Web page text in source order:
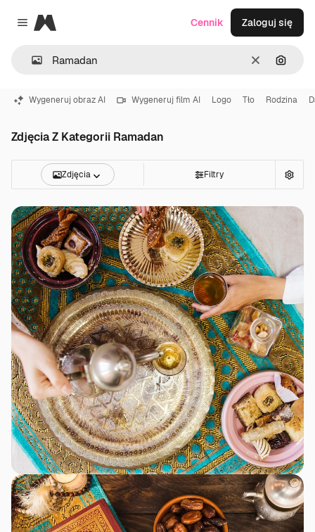
Close menu
Magnific
WyczyśćSzukaj
Cennik Zaloguj się
Wygeneruj obraz AI Wygeneruj film AI Logo Tło Rodzina
Zdjęcia Z Kategorii Ramadan
Zdjęcia Filtry